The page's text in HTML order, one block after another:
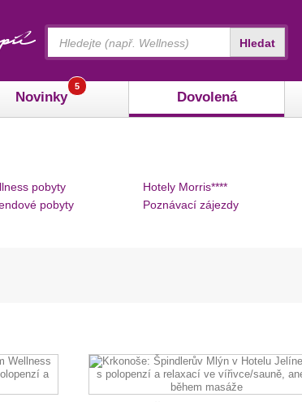
Novinky
5
Dovolená
Hledat
pobyty
pobyty
Hotely Morris****
Poznávací zájezdy